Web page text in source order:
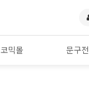
코믹몰 문구전